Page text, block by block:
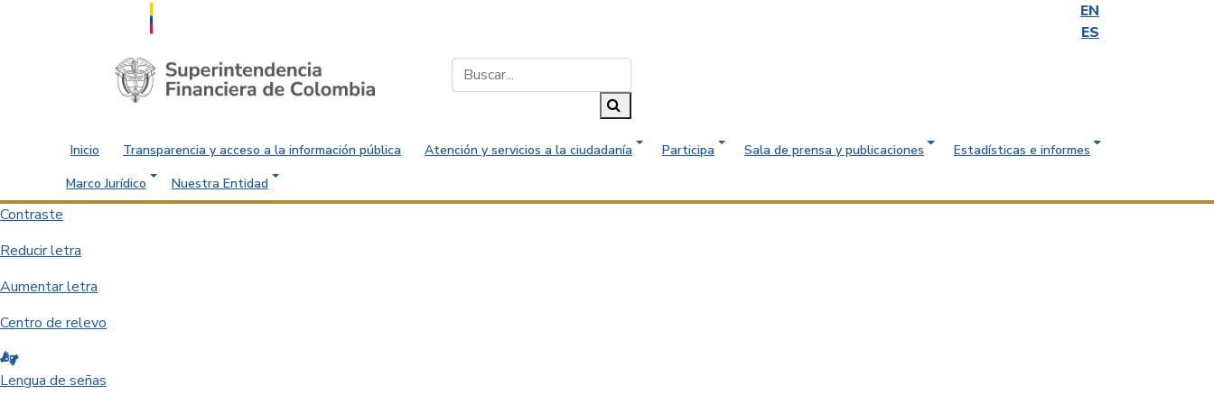
EN
ES
Saltar al contenido principal
Inicio Transparencia y acceso a la información pública Atención y servicios a la ciudadanía Participa Sala de prensa y publicaciones
Estadísticas e informes
Marco Jurídico
Nuestra Entidad
Contraste
Reducir letra
Aumentar letra
Centro de relevo
Lengua de señas